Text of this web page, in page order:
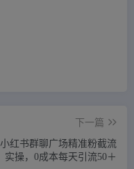
下一篇
小红书群聊广场精准粉截流
实操，0成本每天引流50＋